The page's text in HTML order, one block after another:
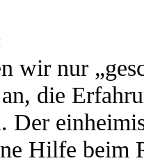
wir nur
an, die
Der
Hilfe beim